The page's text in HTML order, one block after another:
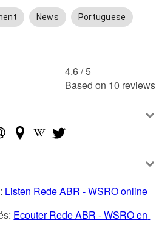
News Portuguese
4.6 /5
Based on 10 reviews
Listen Rede ABR - WSRO online
Ecouter Rede ABR - WSRO en